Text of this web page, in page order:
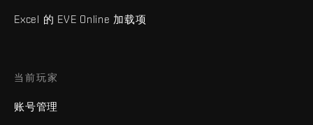
Excel 的 EVE Online 加载项
当前玩家
账号管理